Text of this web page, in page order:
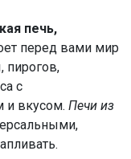
печь,
перед вами мир
пирогов,
с
и вкусом. Печи из